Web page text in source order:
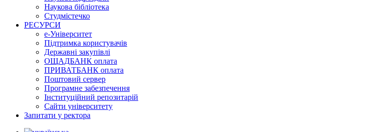
Наукова бібліотека
Студмістечко
РЕСУРСИ
е-Університет
Підтримка користувачів
Державні закупівлі
ОЩАДБАНК оплата
ПРИВАТБАНК оплата
Поштовий сервер
Програмне забезпечення
Інституційний репозитарій
Сайти університету
Запитати у ректора